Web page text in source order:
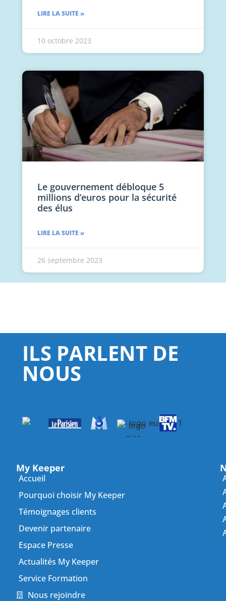
LIRE LA SUITE »
10 octobre 2023
Le gouvernement débloque 5
millions d’euros pour la sécurité
des élus
LIRE LA SUITE »
26 septembre 2023
ILS PARLENT DE
NOUS
My Keeper
Accueil
Pourquoi choisir My Keeper
Témoignages clients
Devenir partenaire
Espace Presse
Actualités My Keeper
Service Formation
Nous rejoindre